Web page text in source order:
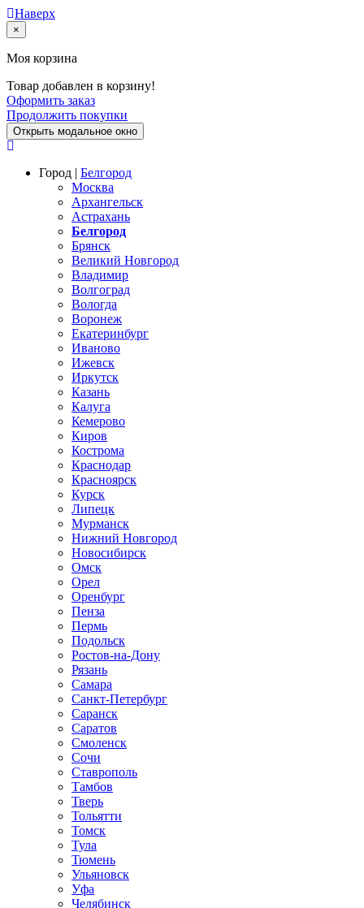
Наверх
×
Моя корзина
Товар добавлен в корзину!
Оформить заказ
Продолжить покупки
Открыть модальное окно
Город | Белгород
Москва
Архангельск
Астрахань
Белгород
Брянск
Великий Новгород
Владимир
Волгоград
Вологда
Воронеж
Екатеринбург
Иваново
Ижевск
Иркутск
Казань
Калуга
Кемерово
Киров
Кострома
Краснодар
Красноярск
Курск
Липецк
Мурманск
Нижний Новгород
Новосибирск
Омск
Орел
Оренбург
Пенза
Пермь
Подольск
Ростов-на-Дону
Рязань
Самара
Санкт-Петербург
Саранск
Саратов
Смоленск
Сочи
Ставрополь
Тамбов
Тверь
Тольятти
Томск
Тула
Тюмень
Ульяновск
Уфа
Челябинск